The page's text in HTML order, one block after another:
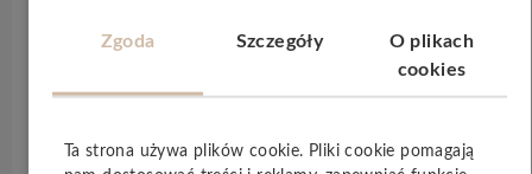
Długość (mm): 1505
Zgoda Szczegóły
O plikach
cookies
Ta strona używa plików cookie. Pliki cookie pomagają